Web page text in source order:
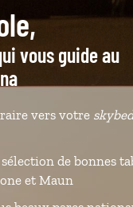
vous guide au
vers votre skybed
de bonnes
et Maun